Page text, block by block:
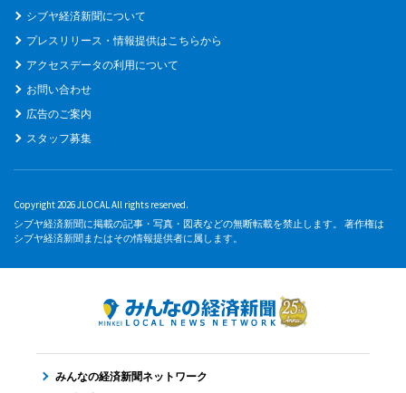
シブヤ経済新聞について
プレスリリース・情報提供はこちらから
アクセスデータの利用について
お問い合わせ
広告のご案内
スタッフ募集
Copyright 2026 JLOCAL All rights reserved.
シブヤ経済新聞に掲載の記事・写真・図表などの無断転載を禁止します。 著作権は
シブヤ経済新聞またはその情報提供者に属します。
みんなの経済新聞ネットワーク